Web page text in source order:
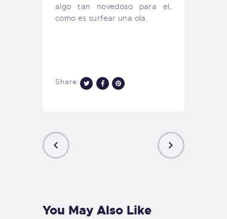
algo tan novedoso para el,
como es surfear una ola.
Share:
You May Also Like